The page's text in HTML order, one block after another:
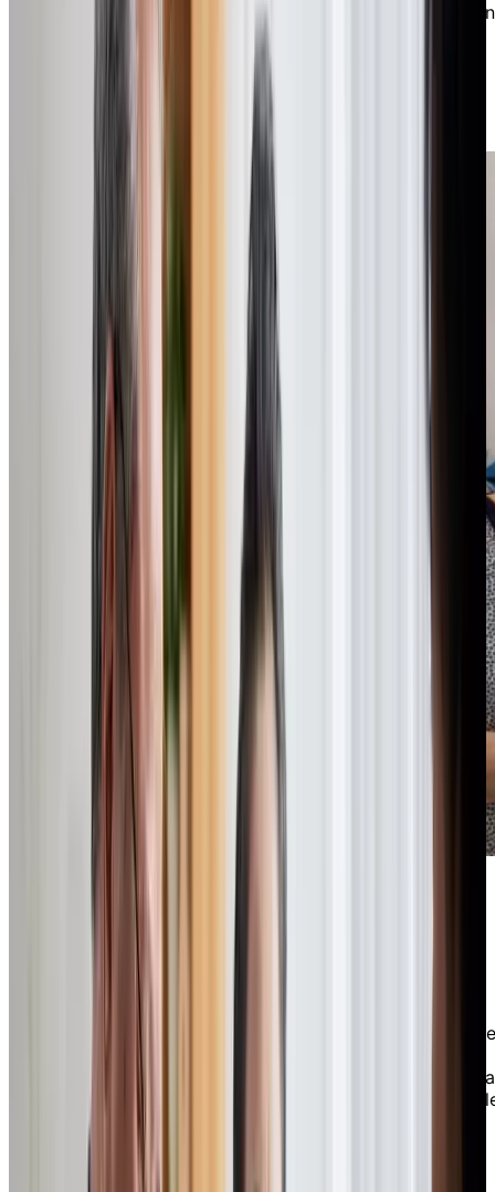
Comment les résidents actuels de Chartwell
les moyens de vivre en RPA
Le fait de s’autoriser à dépenser après une vie
centrée sur l’épargne
La manière dont Chartwell peut vous soutenir
avec l’aide de ses partenaires privilégiés
Conseils d’expert pour financer la
vie en résidence
Chez Chartwell, nous avons établi des partenariats
des experts de l’industrie de la finance afin de vous
offrir un contenu impartial et informatif qui vous aidera
à déterminer si la vie en résidence est une option
Ces experts incluent Kelley Keehn, formatrice en
finances personnelles et personnalité médiatique, qui
possède plus de 20 ans d’expérience dans le secteur
financier. Nous avons également Dre Amy D’Aprix,